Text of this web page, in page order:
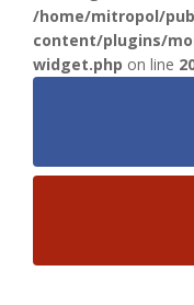
/home/mitropol/
content/plugins/
widget.php on line